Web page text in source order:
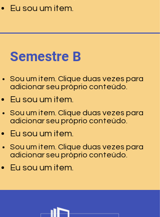
Eu sou um item.
Semestre B
Sou um item. Clique duas vezes para
adicionar seu próprio conteúdo.
Eu sou um item.
Sou um item. Clique duas vezes para
adicionar seu próprio conteúdo.
Eu sou um item.
Sou um item. Clique duas vezes para
adicionar seu próprio conteúdo.
Eu sou um item.